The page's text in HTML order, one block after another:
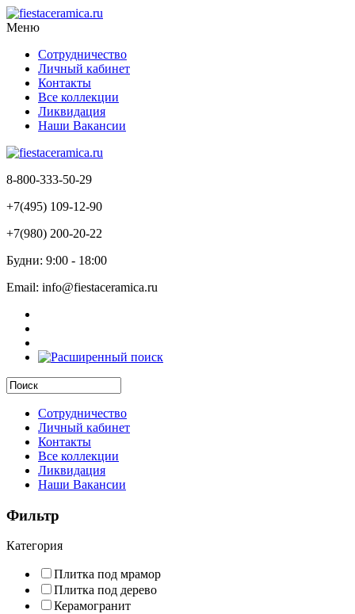
Меню
Сотрудничество
Личный кабинет
Контакты
Все коллекции
Ликвидация
Наши Вакансии
8-800-333-50-29
+7(495) 109-12-90
+7(980) 200-20-22
Будни: 9:00 - 18:00
Email: info@fiestaceramica.ru
Сотрудничество
Личный кабинет
Контакты
Все коллекции
Ликвидация
Наши Вакансии
Фильтр
Категория
Плитка под мрамор
Плитка под дерево
Керамогранит